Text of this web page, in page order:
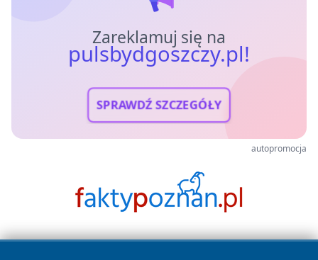
Zareklamuj się na
pulsbydgoszczy.pl!
SPRAWDŹ SZCZEGÓŁY
autopromocja